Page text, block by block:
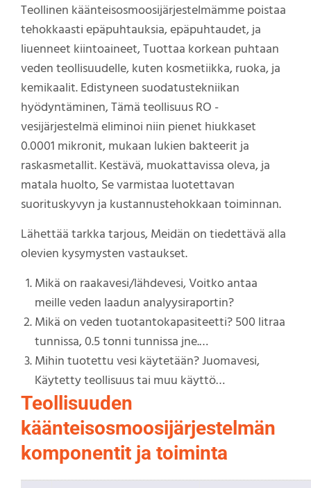
Teollinen käänteisosmoosijärjestelmämme poistaa
tehokkaasti epäpuhtauksia, epäpuhtaudet, ja
liuenneet kiintoaineet, Tuottaa korkean puhtaan
veden teollisuudelle, kuten kosmetiikka, ruoka, ja
kemikaalit. Edistyneen suodatustekniikan
hyödyntäminen, Tämä teollisuus RO -
vesijärjestelmä eliminoi niin pienet hiukkaset
0.0001 mikronit, mukaan lukien bakteerit ja
raskasmetallit. Kestävä, muokattavissa oleva, ja
matala huolto, Se varmistaa luotettavan
suorituskyvyn ja kustannustehokkaan toiminnan.
Lähettää tarkka tarjous, Meidän on tiedettävä alla
olevien kysymysten vastaukset.
Mikä on raakavesi/lähdevesi, Voitko antaa
meille veden laadun analyysiraportin?
Mikä on veden tuotantokapasiteetti? 500 litraa
tunnissa, 0.5 tonni tunnissa jne.…
Mihin tuotettu vesi käytetään? Juomavesi,
Käytetty teollisuus tai muu käyttö…
Teollisuuden
käänteisosmoosijärjestelmän
komponentit ja toiminta